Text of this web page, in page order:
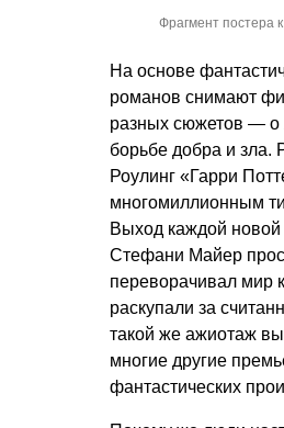
Фрагмент постера
На основе
романов снимают
разных сюжетов — о
борьбе добра и зла.
Роулинг «Гарри
многомиллионным
Выход каждой новой
Стефани Майер
переворачивал мир
раскупали за
такой же ажиотаж
многие другие
фантастических